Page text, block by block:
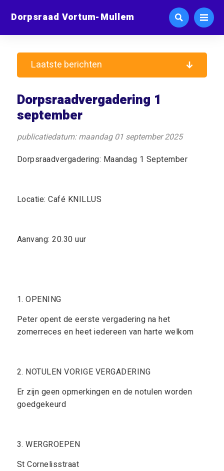
Dorpsraad Vortum-Mullem
Dorpsraadvergadering 1
september
publicatiedatum: maandag 01 september 2025
Dorpsraadvergadering: Maandag 1 September
Locatie: Café KNILLUS
Aanvang: 20.30 uur
1. OPENING
Peter opent de eerste vergadering na het
zomerreces en heet iedereen van harte welkom
2. NOTULEN VORIGE VERGADERING
Er zijn geen opmerkingen en de notulen worden
goedgekeurd
3. WERGROEPEN
St Cornelisstraat
Laatste berichten